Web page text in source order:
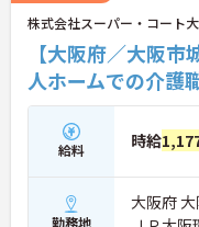
株式会社スーパー・コート
【大阪府／大阪
人ホームでの介護
給料 時給
勤務地
大阪府